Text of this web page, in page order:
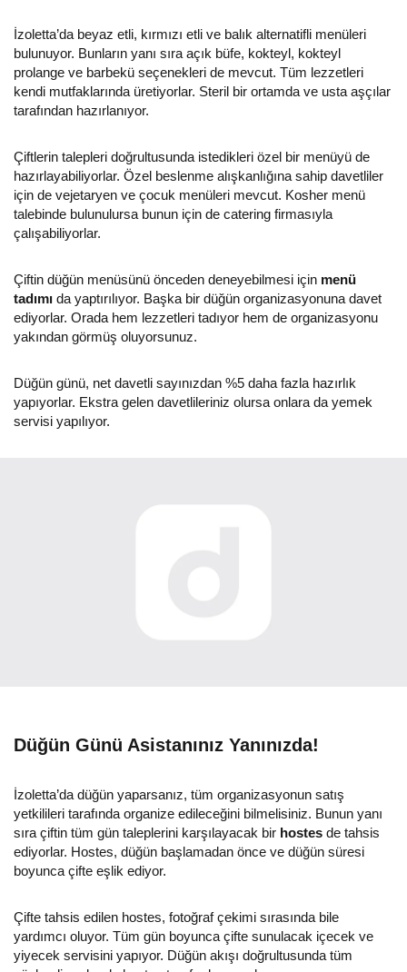
İzoletta’da beyaz etli, kırmızı etli ve balık alternatifli menüleri
bulunuyor. Bunların yanı sıra açık büfe, kokteyl, kokteyl
prolange ve barbekü seçenekleri de mevcut. Tüm lezzetleri
kendi mutfaklarında üretiyorlar. Steril bir ortamda ve usta aşçılar
tarafından hazırlanıyor.
Çiftlerin talepleri doğrultusunda istedikleri özel bir menüyü de
hazırlayabiliyorlar. Özel beslenme alışkanlığına sahip davetliler
için de vejetaryen ve çocuk menüleri mevcut. Kosher menü
talebinde bulunulursa bunun için de catering firmasıyla
çalışabiliyorlar.
Çiftin düğün menüsünü önceden deneyebilmesi için menü
tadımı da yaptırılıyor. Başka bir düğün organizasyonuna davet
ediyorlar. Orada hem lezzetleri tadıyor hem de organizasyonu
yakından görmüş oluyorsunuz.
Düğün günü, net davetli sayınızdan %5 daha fazla hazırlık
yapıyorlar. Ekstra gelen davetlileriniz olursa onlara da yemek
servisi yapılıyor.
Düğün Günü Asistanınız Yanınızda!
İzoletta’da düğün yaparsanız, tüm organizasyonun satış
yetkilileri tarafında organize edileceğini bilmelisiniz. Bunun yanı
sıra çiftin tüm gün taleplerini karşılayacak bir hostes de tahsis
ediyorlar. Hostes, düğün başlamadan önce ve düğün süresi
boyunca çifte eşlik ediyor.
Çifte tahsis edilen hostes, fotoğraf çekimi sırasında bile
yardımcı oluyor. Tüm gün boyunca çifte sunulacak içecek ve
yiyecek servisini yapıyor. Düğün akışı doğrultusunda tüm